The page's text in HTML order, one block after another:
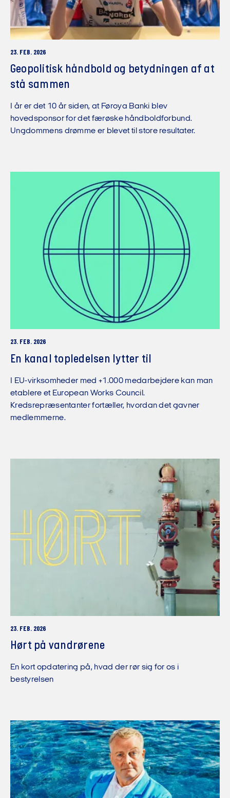
23. FEB. 2026
Geopolitisk håndbold og betydningen af at
stå sammen
I år er det 10 år siden, at Føroya Banki blev
hovedsponsor for det færøske håndboldforbund.
Ungdommens drømme er blevet til store resultater.
23. FEB. 2026
En kanal topledelsen lytter til
I EU-virksomheder med +1.000 medarbejdere kan man
etablere et European Works Council.
Kredsrepræsentanter fortæller, hvordan det gavner
medlemmerne.
23. FEB. 2026
Hørt på vandrørene
En kort opdatering på, hvad der rør sig for os i
bestyrelsen